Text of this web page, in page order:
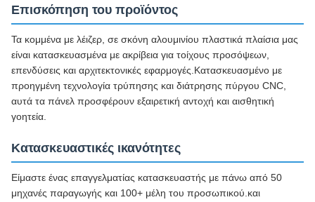
Επισκόπηση του προϊόντος
Τα κομμένα με λέιζερ, σε σκόνη αλουμινίου πλαστικά πλαίσια μας
είναι κατασκευασμένα με ακρίβεια για τοίχους προσόψεων,
επενδύσεις και αρχιτεκτονικές εφαρμογές.Κατασκευασμένο με
προηγμένη τεχνολογία τρύπησης και διάτρησης πύργου CNC,
αυτά τα πάνελ προσφέρουν εξαιρετική αντοχή και αισθητική
γοητεία.
Κατασκευαστικές ικανότητες
Είμαστε ένας επαγγελματίας κατασκευαστής με πάνω από 50
μηχανές παραγωγής και 100+ μέλη του προσωπικού.και